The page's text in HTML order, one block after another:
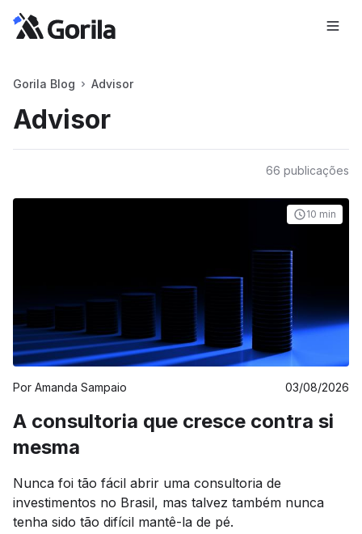
Gorila Blog Advisor
Advisor
66 publicações
10 min
Por Amanda Sampaio 03/08/2026
A consultoria que cresce contra si
mesma
Nunca foi tão fácil abrir uma consultoria de
investimentos no Brasil, mas talvez também nunca
tenha sido tão difícil mantê-la de pé.